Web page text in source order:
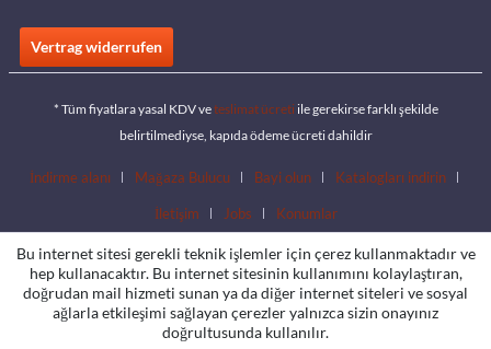
Vertrag widerrufen
* Tüm fiyatlara yasal KDV veteslimat ücreti ile gerekirse farklı şekilde
belirtilmediyse, kapıda ödeme ücreti dahildir
İndirme alanı Mağaza Bulucu Bayi olun Katalogları indirin
İletişim Jobs Konumlar
Bu internet sitesi gerekli teknik işlemler için çerez kullanmaktadır ve
hep kullanacaktır. Bu internet sitesinin kullanımını kolaylaştıran,
doğrudan mail hizmeti sunan ya da diğer internet siteleri ve sosyal
ağlarla etkileşimi sağlayan çerezler yalnızca sizin onayınız
doğrultusunda kullanılır.